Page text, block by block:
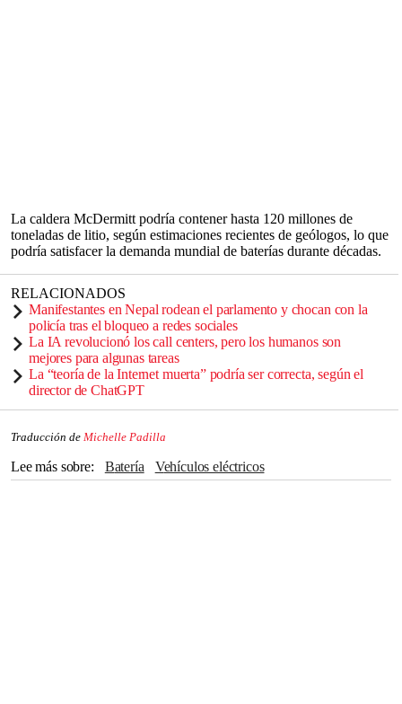
La caldera McDermitt podría contener hasta 120 millones de
toneladas de litio, según estimaciones recientes de geólogos, lo que
podría satisfacer la demanda mundial de baterías durante décadas.
RELACIONADOS
Manifestantes en Nepal rodean el parlamento y chocan con la
policía tras el bloqueo a redes sociales
La IA revolucionó los call centers, pero los humanos son
mejores para algunas tareas
La “teoría de la Internet muerta” podría ser correcta, según el
director de ChatGPT
Traducción de Michelle Padilla
Lee más sobre batería
vehículos eléctricos